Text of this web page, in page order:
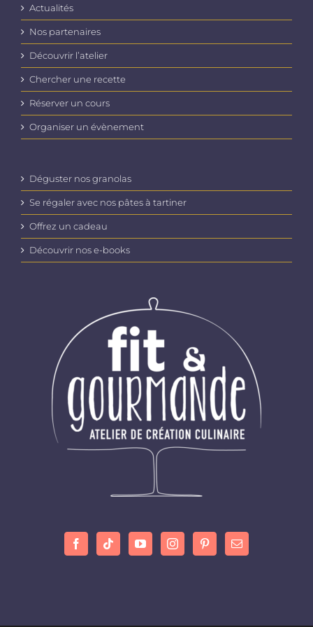
Actualités
Nos partenaires
Découvrir l’atelier
Chercher une recette
Réserver un cours
Organiser un évènement
Déguster nos granolas
Se régaler avec nos pâtes à tartiner
Offrez un cadeau
Découvrir nos e-books